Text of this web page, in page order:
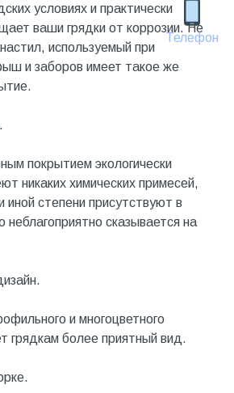
Телефон
условиях и практически
ваши грядки от коррозии. Не
используемый при
и заборов имеет такое же
покрытием экологически
никаких химических примесей,
иной степени присутствуют в
неблагоприятно сказывается на
и многоцветного
грядкам более приятный вид.